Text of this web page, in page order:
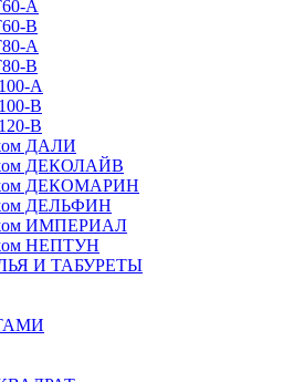
A
B
A
B
A
B
B
ДАЛИ
ДЕКОЛАЙВ
ДЕКОМАРИН
ДЕЛЬФИН
ИМПЕРИАЛ
НЕПТУН
И ТАБУРЕТЫ